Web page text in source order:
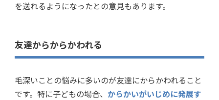
を送れるようになったとの意見もあります。
友達からからかわれる
毛深いことの悩みに多いのが友達にからかわれること
です。特に子どもの場合、 からかいがいじめに発展す